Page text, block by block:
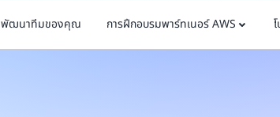
พัฒนาทีมของคุณ การฝึกอบรมพาร์ทเนอร์ AWS